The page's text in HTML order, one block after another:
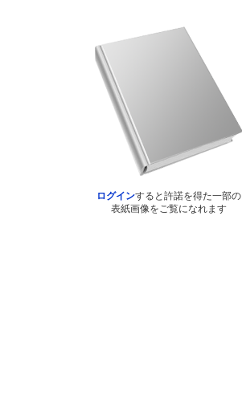
ログインすると許諾を得た一部の
表紙画像をご覧になれます